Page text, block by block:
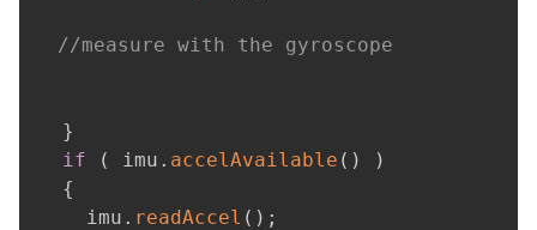
//measure with the gyroscope
}
if
( imu . accelAvailable ( )
)
{
    imu
. readAccel ( ) ;